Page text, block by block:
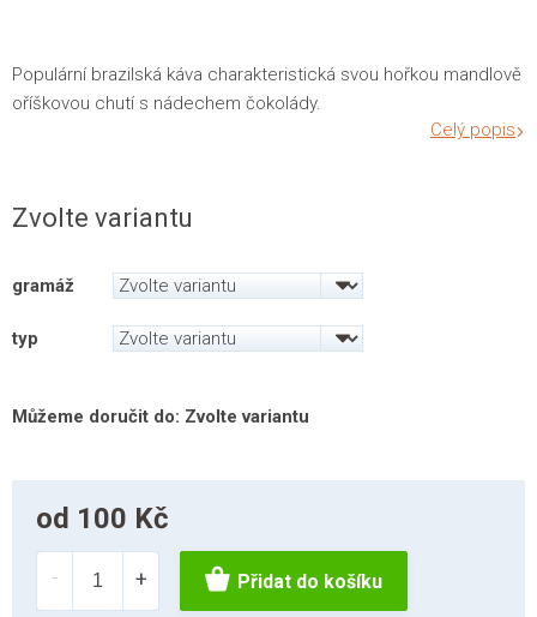
Zvolte variantu
gramáž
typ
Můžeme doručit do: Zvolte variantu
Populární brazilská káva charakteristická svou hořkou mandlově
oříškovou chutí s nádechem čokolády.
Celý popis
od 100 Kč
Přidat do košíku